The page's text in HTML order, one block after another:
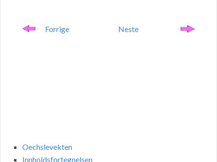
Forrige Neste
Oechslevekten
Innholdsfortegnelsen